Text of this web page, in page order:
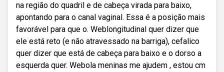
na região do quadril e de cabeça virada para baixo,
apontando para o canal vaginal. Essa é a posição mais
favorável para que o. Weblongitudinal quer dizer que
ele está reto (e não atravessado na barriga), cefalico
quer dizer que está de cabeça para baixo e o dorso a
esquerda quer. Webola meninas me ajudem , estou cm